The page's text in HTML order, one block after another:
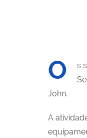
O
s
John.
A